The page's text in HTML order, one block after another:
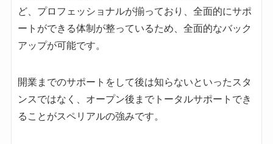
ど、プロフェッショナルが揃っており、全面的にサポ
ートができる体制が整っているため、全面的なバック
アップが可能です。
開業までのサポートをして後は知らないといったスタ
ンスではなく、オープン後までトータルサポートでき
ることがスペリアルの強みです。